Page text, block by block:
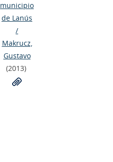
municipio
de Lanús
/
Makrucz,
Gustavo
(2013)